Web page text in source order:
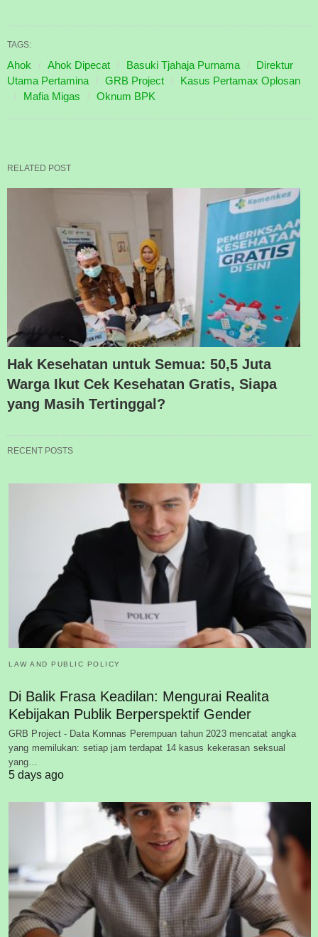
TAGS:
Ahok Ahok Dipecat Basuki Tjahaja Purnama
Direktur
Utama Pertamina
GRB Project
Kasus Pertamax Oplosan
Mafia Migas
Oknum BPK
RELATED POST
Hak Kesehatan untuk Semua: 50,5 Juta
Warga Ikut Cek Kesehatan Gratis, Siapa
yang Masih Tertinggal?
RECENT POSTS
LAW AND PUBLIC POLICY
Di Balik Frasa Keadilan: Mengurai Realita
Kebijakan Publik Berperspektif Gender
GRB Project - Data Komnas Perempuan tahun 2023 mencatat angka
yang memilukan: setiap jam terdapat 14 kasus kekerasan seksual
yang…
5 days ago